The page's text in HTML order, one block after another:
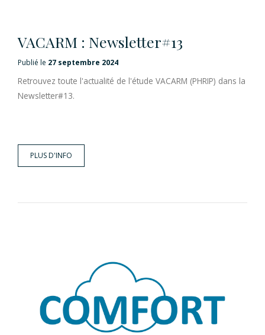
VACARM : Newsletter#13
Publié le 27 septembre 2024
Retrouvez toute l'actualité de l'étude VACARM (PHRIP) dans la
Newsletter#13.
PLUS D'INFO